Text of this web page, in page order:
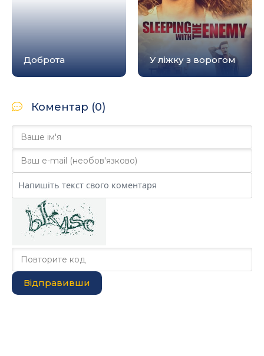
Доброта У ліжку з ворогом
Коментар (0)
Відправивши